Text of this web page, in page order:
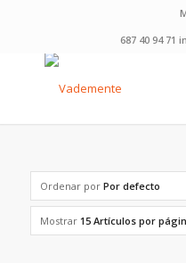
687 40 94 71
Ordenar por Por defecto
Mostrar 15 Artículos por